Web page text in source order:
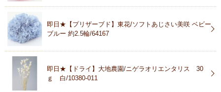
即日★【プリザーブド】東花/ソフトあじさい美咲 ベビー
ブルー 約2.5輪/64167
即日★【ドライ】大地農園/ニゲラオリエンタリス 30
ｇ 白/10380-011